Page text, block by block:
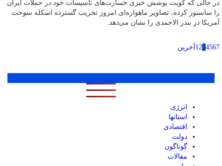
در حالی که کویت پوشش خبری خسارت‌های تأسیسات خود در حملات ایران
را سانسور کرده، تصاویر ماهواره‌ای امروز تخریب گسترده اسکله سوخت
آمریکا در بندر الاحمدی را نشان می‌دهد.
1 234567 آخرین
انرژی
استانها
اقتصادی
دولت
گوناگون
مقالات